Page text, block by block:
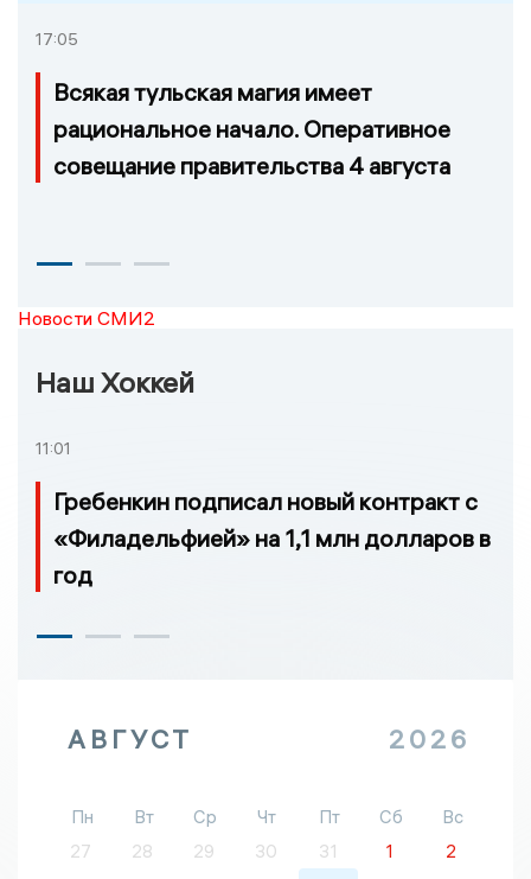
17:05
Всякая тульская магия имеет
рациональное начало. Оперативное
совещание правительства 4 августа
Новости СМИ2
Наш Хоккей
11:01
Гребенкин подписал новый контракт с
«Филадельфией» на 1,1 млн долларов в
год
АВГУСТ 2026
Пн Вт Ср Чт Пт Сб
Вс
27
28 29 30 31 1
2